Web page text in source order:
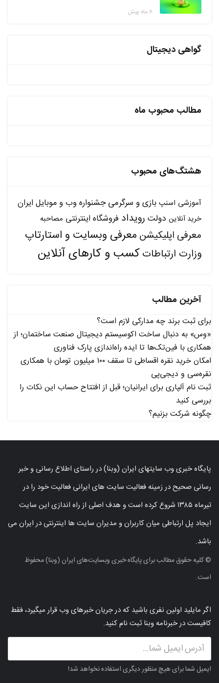
۸ ماه پیش
گواهی دیجیتال
مطالب محبوب ماه
هشتگ‌های محبوب
آموزشی اسنپ بازی و سرگرمی جشنواره وب و موبایل ایران
خرید آنلاین دولت رویداد فروشگاه اینترنتی مصاحبه
معرفی اپلیکیشن معرفی وبسایت و استارتاپ
وزارت ارتباطاتکسب و کارهای آنلاین
آخرین مطالب
برای ثبت برند چه مدارکی لازم است؟
«وس» به دنبال ساخت اکوسیستم دیجیتال صنعت ساختمان؛ از
همکاری با فین‌تک‌ها تا ایده راه‌اندازی پارک فناوری
امکان خرید نقره اقساطی تا سقف ۱۰۰ میلیون تومان با همکاری
نقره‌سی و دیجی‌پی
ثبت نام آلپاری برای ایرانیان؛ قبل از افتتاح حساب این نکات را
بررسی کنید
چگونه شرکت بزنیم؟
پایگاه خبری وب سایتهای ایران (وبنا) در راستای اطلاع رسانی و خبر
رسانی صحیح در زمینه فعالیت سایت های ایرانی فعالیت خود را در
تیرماه ۱۳۸۵ شروع کرده است و هدف اصلی از راه اندازی این سایت
ایجاد پل ارتباطی میان کاربران و مدیران سایت ها اینترنتی در ایران می
باشد.
© کلیه حقوق مطالب برای پایگاه خبری وبسایت‌های ایران (وبنا) محفوظ
است.
اگر مایلید اولین نفری باشید که در جریان خبرهای وب قرار میگیرد، فقط
کافیست در خبرنامه وبنا ثبت نام کنید.
ایمیل شما برای هیچ منظور دیگری استفاده نخواهد شد!